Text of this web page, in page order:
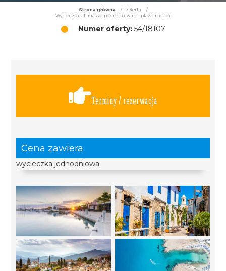
Strona główna / Oferta
/
Wycieczka z Limassol po srebro, wino i plaże marzeń
Numer oferty:54/18107
Terminy / rezerwacja
Cena zawiera
wycieczka jednodniowa